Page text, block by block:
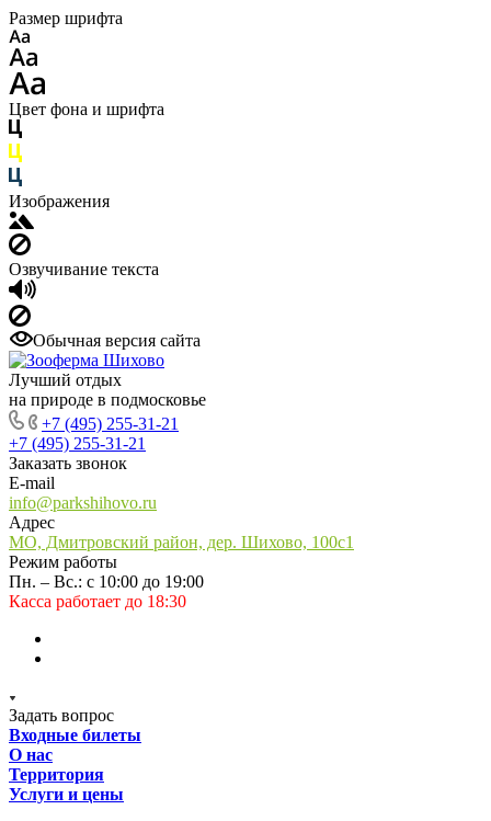
Размер шрифта
Цвет фона и шрифта
Изображения
Озвучивание текста
Обычная версия сайта
Лучший отдых
на природе в подмосковье
+7 (495) 255-31-21
+7 (495) 255-31-21
Заказать звонок
E-mail
info@parkshihovo.ru
Адрес
МО, Дмитровский район, дер. Шихово, 100с1
Режим работы
Пн. – Вс.: с 10:00 до 19:00
Касса работает до 18:30
Задать вопрос
Входные билеты
О нас
Территория
Услуги и цены